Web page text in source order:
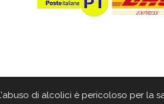
di alcolici è pericoloso per la